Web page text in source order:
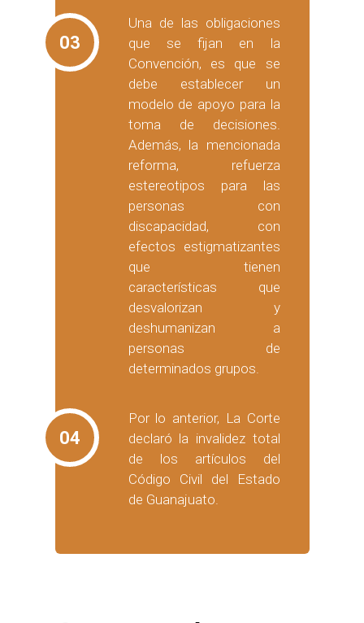
03
Una de las obligaciones
que se fijan en la
Convención, es que se
debe establecer un
modelo de apoyo para la
toma de decisiones.
Además, la mencionada
reforma, refuerza
estereotipos para las
personas con
discapacidad, con
efectos estigmatizantes
que tienen
características que
desvalorizan y
deshumanizan a
personas de
determinados grupos.
04
Por lo anterior, La Corte
declaró la invalidez total
de los artículos del
Código Civil del Estado
de Guanajuato.